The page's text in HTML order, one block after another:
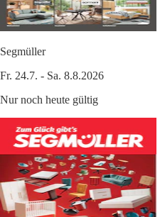
Segmüller
Fr. 24.7. - Sa. 8.8.2026
Nur noch heute gültig